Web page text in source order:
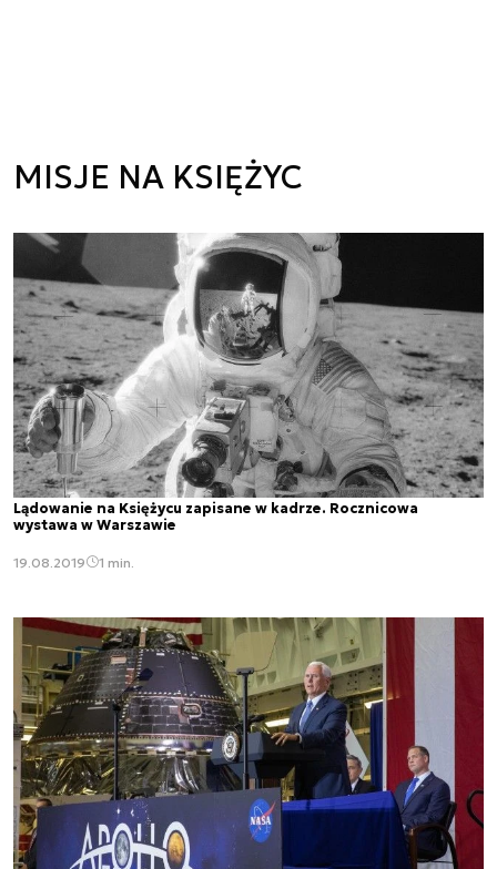
MISJE NA KSIĘŻYC
Lądowanie na Księżycu zapisane w kadrze. Rocznicowa
wystawa w Warszawie
19.08.2019 1 min.